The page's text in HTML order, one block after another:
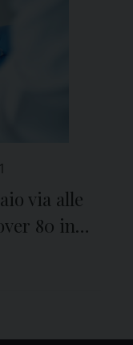
via alle
80 in